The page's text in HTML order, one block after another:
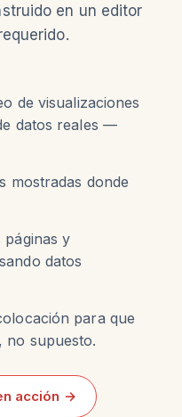
en un editor
de visualizaciones
datos reales —
mostradas donde
páginas y
datos
para que
no supuesto.
acción →